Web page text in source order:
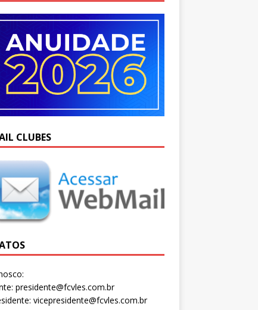
CLUBES
presidente@fcvles.com.br
vicepresidente@fcvles.com.br